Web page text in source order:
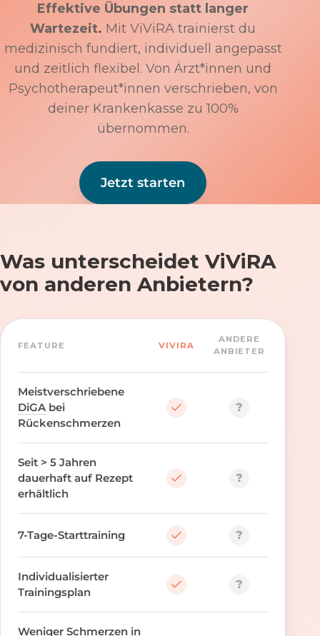
Effektive Übungen statt langer
Wartezeit. Mit ViViRA trainierst du
medizinisch fundiert, individuell angepasst
und zeitlich flexibel. Von Ärzt*innen und
Psychotherapeut*innen verschrieben, von
deiner Krankenkasse zu 100%
übernommen.
Jetzt starten
Was unterscheidet ViViRA
von anderen Anbietern?
FEATURE VIVIRA
ANDERE
ANBIETER
Meistverschriebene
DiGA bei
Rückenschmerzen
?
Seit > 5 Jahren
dauerhaft auf Rezept
erhältlich
?
7-Tage-Starttraining ?
Individualisierter
Trainingsplan
?
Weniger Schmerzen in